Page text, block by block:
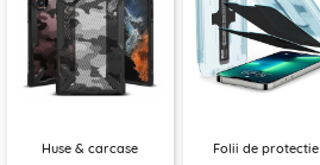
Huse & carcase Folii de protectie